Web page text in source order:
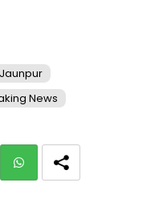
Jaunpur
News